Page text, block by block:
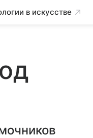
в искусстве